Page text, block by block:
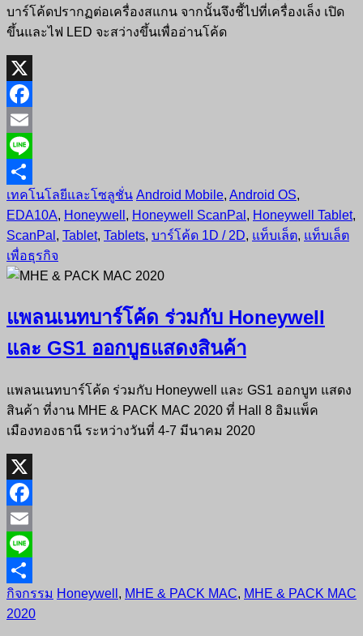
บาร์โค้ดปรากฏต่อเครื่องสแกน จากนั้นจึงชี้ไปที่เครื่องเล็ง เปิด
ขึ้นและไฟ LED จะสว่างขึ้นเพื่ออ่านโค้ด
X
Facebook
Email
Line
Share
เทคโนโลยีและโซลูชั่น Android Mobile, Android OS,
EDA10A, Honeywell , Honeywell ScanPal , Honeywell Tablet,
ScanPal , Tablet, Tablets, บาร์โค้ด 1D / 2D, แท็บเล็ต, แท็บเล็ต
เพื่อธุรกิจ
แพลนเนทบาร์โค้ด ร่วมกับ Honeywell
และ GS1 ออกบูธแสดงสินค้า
แพลนเนทบาร์โค้ด ร่วมกับ Honeywell และ GS1 ออกบูท แสดง
สินค้า ที่งาน MHE & PACK MAC 2020 ที่ Hall 8 อิมแพ็ค
เมืองทองธานี ระหว่างวันที่ 4-7 มีนาคม 2020
X
Facebook
Email
Line
Share
กิจกรรม Honeywell , MHE & PACK MAC, MHE & PACK MAC
2020